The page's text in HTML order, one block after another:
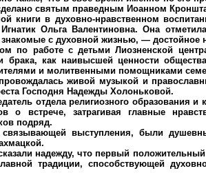
святым праведным Иоанном
книги в духовно-нравственном
Ольга Валентиновна. Она
с духовной жизнью, — достойное
по работе с детьми Лиозненской
брака, как наивысшей ценности
и молитвенными помощниками
живой музыкой и
Господня Надежды Холоньковой.
отдела религиозного образования
о встрече, затрагивая главные
подряд.
выступления, были
надежду, что первый
традиции, способствующей